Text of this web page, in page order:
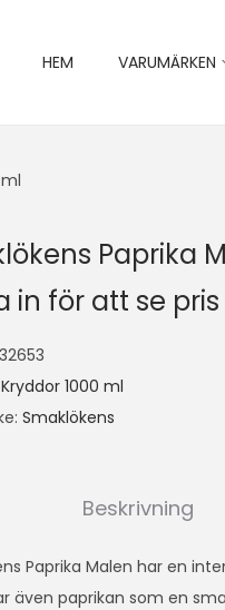
HEM VARUMÄRKEN
Paprika
in för att se pris
32653
Kryddor 1000 ml
Smaklökens
Beskrivning
Paprika Malen har en
även paprikan som en